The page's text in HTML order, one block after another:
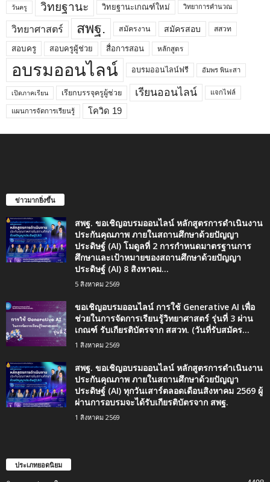
วันครู วิทยฐานะ วิทยฐานะเกณฑ์ใหม่ วิทยาการคำนวณ
วิทยาศาสตร์ สพฐ. สมัครงาน สมัครสอบ สสวท
สอบครู สอบครูผู้ช่วย สื่อการสอน หลักสูตร
อบรมออนไลน์ อบรมออนไลน์ฟรี อัมพร พินะสา
เปิดภาคเรียน เรียกบรรจุครูผู้ช่วย เรียนออนไลน์ แจกไฟล์
แผนการจัดการเรียนรู้ โควิด 19
ข่าวมากยิ่งขึ้น
สพฐ. ขอเชิญอบรมออนไลน์ หลักสูตรการดำเนินงาน
ประกันคุณภาพ ภายในสถานศึกษาด้วยปัญญา
ประดิษฐ์ (AI) โมดูลที่ 2 การกำหนดมาตรฐานการ
ศึกษาและเป้าหมายของสถานศึกษาด้วยปัญญา
ประดิษฐ์ (AI) 8 สิงหาคม...
5 สิงหาคม 2569
ขอเชิญอบรมออนไลน์ การใช้ Generative AI เพื่อ
ช่วยในการจัดการเรียนรู้วิทยาศาสตร์ รุ่นที่ 3 ผ่าน
เกณฑ์ รับเกียรติบัตรจาก สสวท. (วันที่รับสมัคร...
1 สิงหาคม 2569
สพฐ. ขอเชิญอบรมออนไลน์ หลักสูตรการดำเนินงาน
ประกันคุณภาพ ภายในสถานศึกษาด้วยปัญญา
ประดิษฐ์ (AI) ทุกวันเสาร์ตลอดเดือนสิงหาคม 2569 ผู้
ผ่านการอบรมจะได้รับเกียรติบัตรจาก สพฐ.
1 สิงหาคม 2569
ประเภทยอดนิยม